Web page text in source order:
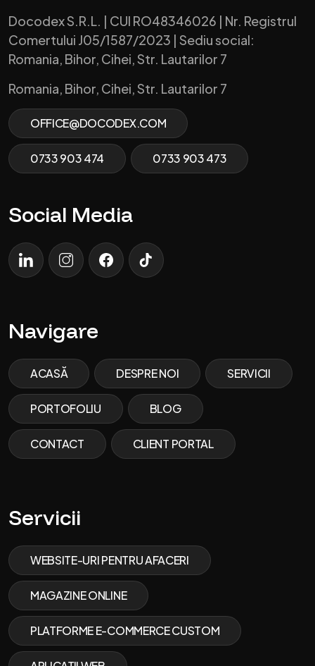
Docodex S.R.L. | CUI RO48346026 | Nr. Registrul
Comertului J05/1587/2023 | Sediu social:
Romania, Bihor, Cihei, Str. Lautarilor 7
Romania, Bihor, Cihei, Str. Lautarilor 7
OFFICE@DOCODEX.COM
0733 903 474 0733 903 473
Social Media
LinkedInInstagramFacebookTikTok
Navigare
ACASĂ DESPRE NOI SERVICII
PORTOFOLIU BLOG
CONTACT CLIENT PORTAL
Servicii
WEBSITE-URI PENTRU AFACERI
MAGAZINE ONLINE
PLATFORME E-COMMERCE CUSTOM